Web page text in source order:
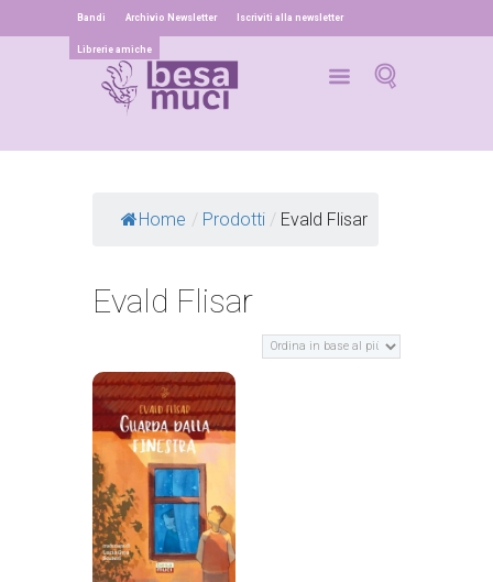
Bandi Archivio Newsletter Iscriviti alla newsletter
Librerie amiche
Home / Prodotti / Evald Flisar
Evald Flisar